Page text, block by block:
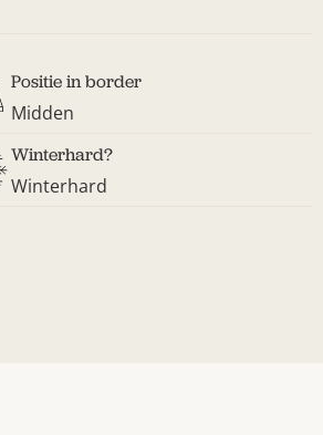
Positie in border
Midden
Winterhard?
Winterhard